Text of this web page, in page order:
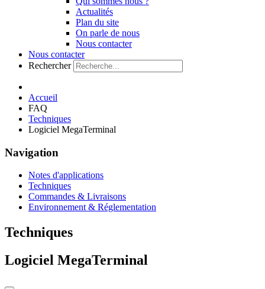
Actualités
Plan du site
On parle de nous
Nous contacter
Nous contacter
Rechercher
Accueil
FAQ
Techniques
Logiciel MegaTerminal
Navigation
Notes d'applications
Techniques
Commandes & Livraisons
Environnement & Réglementation
Techniques
Logiciel MegaTerminal